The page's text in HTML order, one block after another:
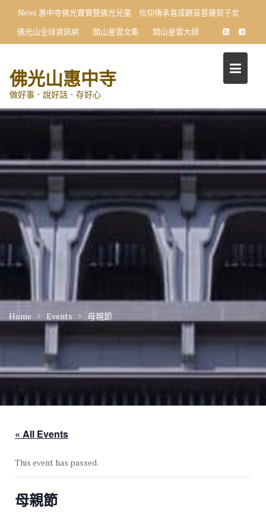
content
News 惠中寺佛光寶寶暨佛光兒童 信仰傳承喜成觀音菩薩契子女
佛光山全球資訊網
開山星雲文集 開山星雲大師
佛光山惠中寺
做好事．說好話．存好心
Home Events 母親節
« All Events
This event has passed.
母親節